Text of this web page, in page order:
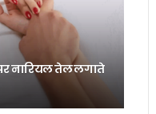
नारियल तेल लगाते